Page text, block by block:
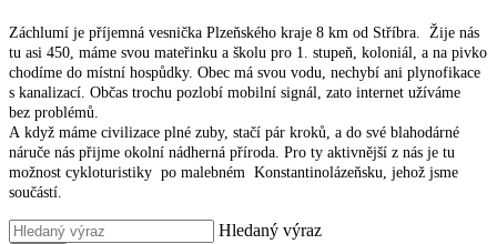
Záchlumí je příjemná vesnička Plzeňského kraje 8 km od Stříbra. Žije nás
tu asi 450, máme svou mateřinku a školu pro 1. stupeň, koloniál, a na pivko
chodíme do místní hospůdky. Obec má svou vodu, nechybí ani plynofikace
s kanalizací. Občas trochu pozlobí mobilní signál, zato internet užíváme
bez problémů.
A když máme civilizace plné zuby, stačí pár kroků, a do své blahodárné
náruče nás přijme okolní nádherná příroda. Pro ty aktivnější z nás je tu
možnost cykloturistiky po malebném Konstantinolázeňsku, jehož jsme
součástí.
Hledaný výraz